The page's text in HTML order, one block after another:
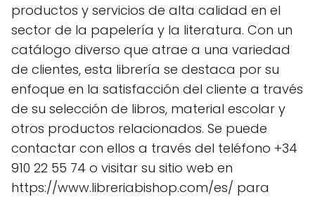
productos y servicios de alta calidad en el
sector de la papelería y la literatura. Con un
catálogo diverso que atrae a una variedad
de clientes, esta librería se destaca por su
enfoque en la satisfacción del cliente a través
de su selección de libros, material escolar y
otros productos relacionados. Se puede
contactar con ellos a través del teléfono +34
910 22 55 74 o visitar su sitio web en
https://www.libreriabishop.com/es/ para